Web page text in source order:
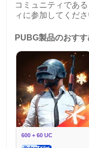
コミュニティであ
ィに参加してくださ
PUBG製品のおすす
600 + 60 UC